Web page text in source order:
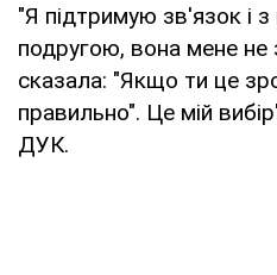
"Я підтримую зв'язок і
подругою, вона мене не
сказала: "Якщо ти це
правильно". Це мій
ДУК.